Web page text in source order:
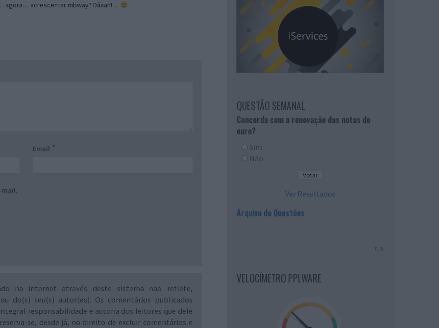
agora… acrescentar mbway? Dâaah!…
Email *
mail.
na internet através deste sistema não reflete,
do(s) seu(s) autor(es). Os comentários publicados
responsabilidade e autoria dos leitores que dele
se, desde já, no direito de excluir comentários e
QUESTÃO SEMANAL
Concorda com a renovação das notas de
euro?
Sim
Não
Ver Resultados
Arquivo de Questões
PUB
VELOCÍMETRO PPLWARE